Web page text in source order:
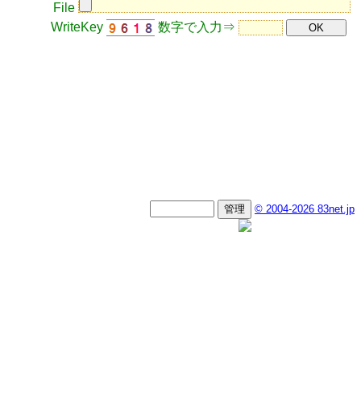
File
WriteKey
数字で入力⇒
© 2004-2026 83net.jp